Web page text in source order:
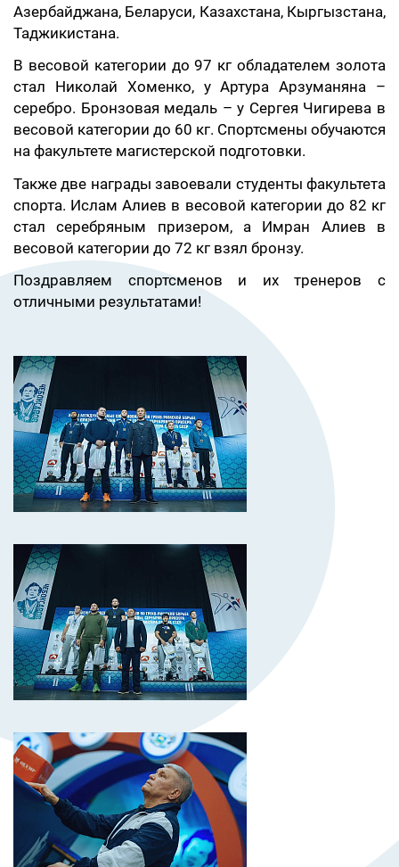
Азербайджана, Беларуси, Казахстана, Кыргызстана,
Таджикистана.
В весовой категории до 97 кг обладателем золота
стал Николай Хоменко, у Артура Арзуманяна –
серебро. Бронзовая медаль – у Сергея Чигирева в
весовой категории до 60 кг. Спортсмены обучаются
на факультете магистерской подготовки.
Также две награды завоевали студенты факультета
спорта. Ислам Алиев в весовой категории до 82 кг
стал серебряным призером, а Имран Алиев в
весовой категории до 72 кг взял бронзу.
Поздравляем спортсменов и их тренеров с
отличными результатами!